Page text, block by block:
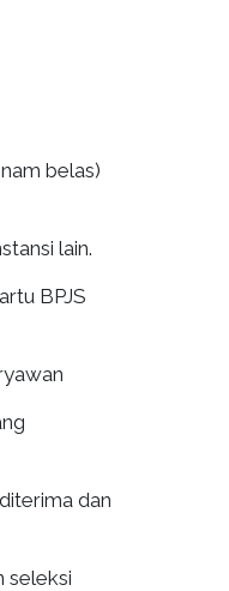
belas)
lain.
BPJS
dan
seleksi